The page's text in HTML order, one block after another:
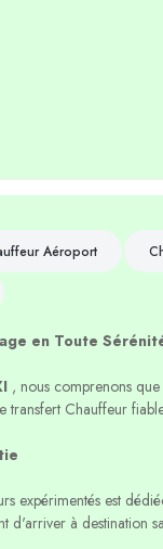
Aéroport
en Toute
, nous comprenons
transfert Chauffeur
expérimentés est
d'arriver à destination